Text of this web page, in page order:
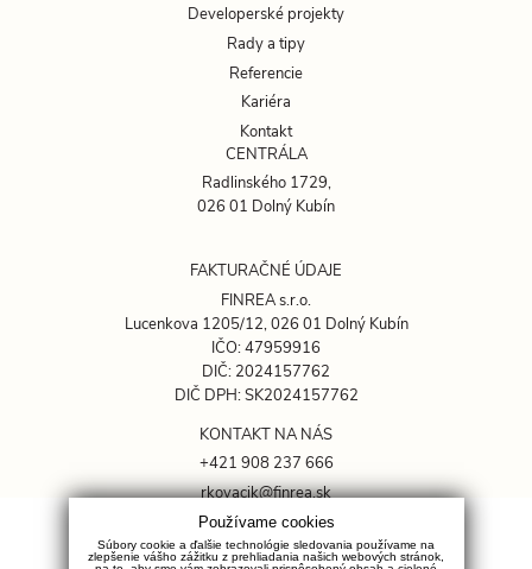
Developerské projekty
Rady a tipy
Referencie
Kariéra
Kontakt
CENTRÁLA
Radlinského 1729,
026 01 Dolný Kubín
FAKTURAČNÉ ÚDAJE
FINREA s.r.o.
Lucenkova 1205/12, 026 01 Dolný Kubín
IČO: 47959916
DIČ: 2024157762
DIČ DPH: SK2024157762
KONTAKT NA NÁS
+421 908 237 666
rkovacik@finrea.sk
OCHRANA SÚKROMIA
Používame cookies
Súbory cookie a ďalšie technológie sledovania používame na
zlepšenie vášho zážitku z prehliadania našich webových stránok,